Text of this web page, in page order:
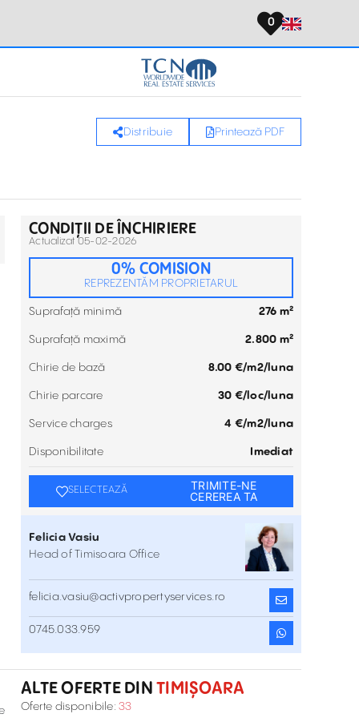
0
Distribuie Printează PDF
CONDIȚII DE ÎNCHIRIERE
Actualizat 05-02-2026
0% COMISION
REPREZENTĂM PROPRIETARUL
Suprafață minimă 276 m²
Suprafață maximă 2.800 m²
Chirie de bază 8.00 €/m2/luna
Chirie parcare 30 €/loc/luna
Service charges 4 €/m2/luna
Disponibilitate Imediat
SELECTEAZĂ
TRIMITE-NE
CEREREA TA
Felicia Vasiu
Head of Timisoara Office
felicia.vasiu@activpropertyservices.ro
0745.033.959
ALTE OFERTE DIN TIMIȘOARA
Oferte disponibile: 33
Inchiriere
Asirom Center
Închiriere spații de birouri în Fructus
Plaza
Str. Gh. Lazăr 24 , Timișoara